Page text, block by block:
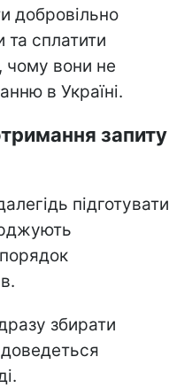
добровільно
та сплатити
чому вони не
в Україні.
запиту
підготувати
збирати
доведеться